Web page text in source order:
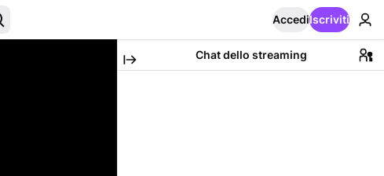
AccediIscriviti
Chat dello streaming